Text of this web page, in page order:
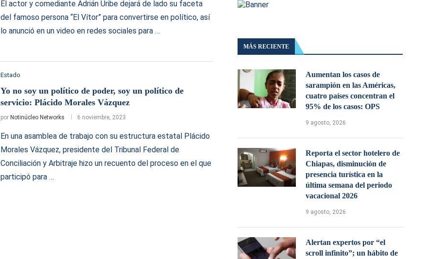
El actor y comediante Adrián Uribe dejará de lado su faceta
del famoso persona “El Vítor” para convertirse en político, así
lo anunció en un video en redes sociales para …
Estado
Yo no soy un político de poder, soy un político de
servicio: Plácido Morales Vázquez
por Notinúcleo Networks 6 noviembre, 2023
En una asamblea de trabajo con su estructura estatal Plácido
Morales Vázquez, presidente del Tribunal Federal de
Conciliación y Arbitraje hizo un recuento del proceso en el que
participó para …
MÁS RECIENTE
Aumentan los casos de
sarampión en las Américas,
cuatro países concentran el
95% de los casos: OPS
9 agosto, 2026
Reporta el sector hotelero de
Chiapas, disminución de
presencia turística en la
última semana del periodo
vacacional 2026
9 agosto, 2026
Alertan expertos por “el
scroll infinito”; un hábito de